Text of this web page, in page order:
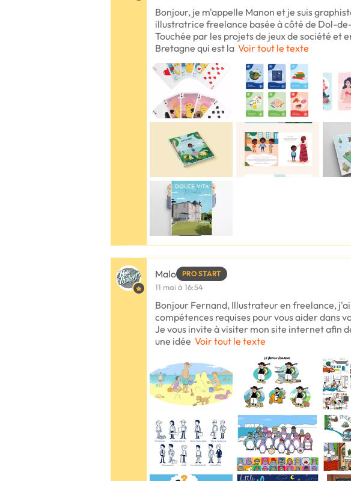
Bonjour, je m'appelle Manon et je suis
illustratrice freelance basée à côté de Dol-
Touchée par les projets de jeux de société et
Bretagne qui est la Voir tout le texte
Malo PRO START
11 mai à 16:54
Bonjour Fernand, Illustrateur en freelance,
compétences requises pour vous aider dans
Je vous invite à visiter mon site internet afin
une idée Voir tout le texte